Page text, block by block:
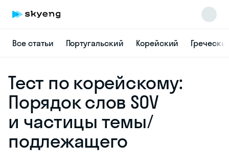
Все статьи Португальский Корейский
Тест по корейскому:
Порядок слов SOV
и частицы темы/
подлежащего
online